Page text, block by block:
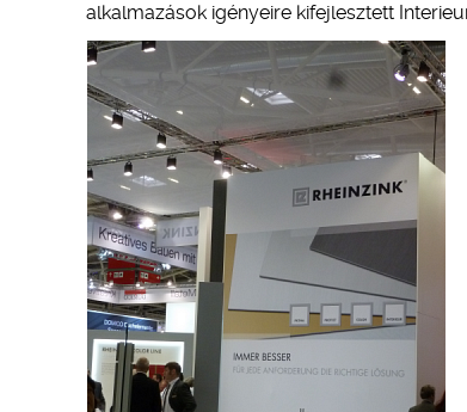
alkalmazások igényeire kifejlesztett